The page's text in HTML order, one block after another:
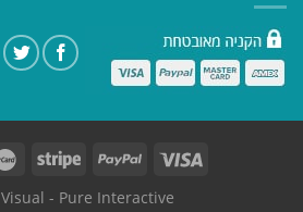
Visual - Pure Interactive